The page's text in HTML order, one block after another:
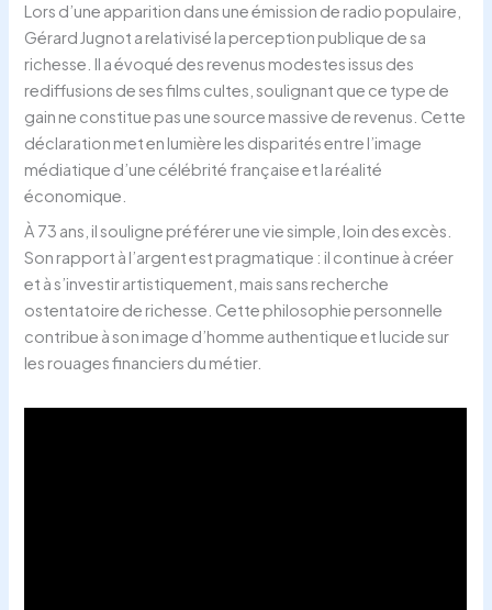
Lors d’une apparition dans une émission de radio populaire,
Gérard Jugnot a relativisé la perception publique de sa
richesse. Il a évoqué des revenus modestes issus des
rediffusions de ses films cultes, soulignant que ce type de
gain ne constitue pas une source massive de revenus. Cette
déclaration met en lumière les disparités entre l’image
médiatique d’une célébrité française et la réalité
économique.
À 73 ans, il souligne préférer une vie simple, loin des excès.
Son rapport à l’argent est pragmatique : il continue à créer
et à s’investir artistiquement, mais sans recherche
ostentatoire de richesse. Cette philosophie personnelle
contribue à son image d’homme authentique et lucide sur
les rouages financiers du métier.